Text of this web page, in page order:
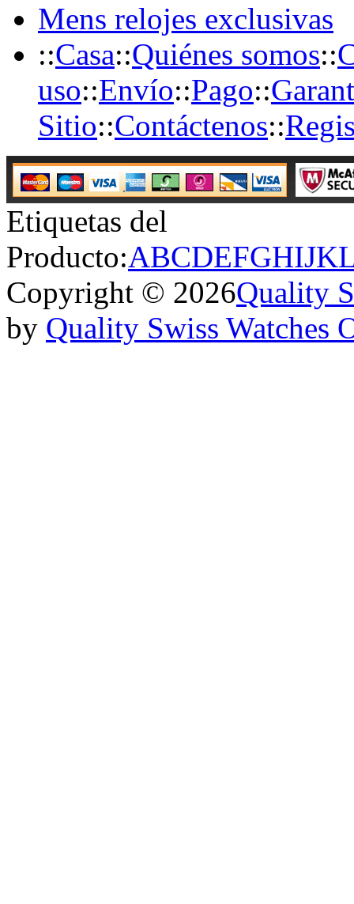
Mens relojes exclusivas
::Casa::Quiénes somos::
uso::Envío::Pago::
Sitio::Contáctenos::
Etiquetas del
Producto:ABCDEFGHIJK
Copyright © 2026Quality
by Quality Swiss Watches